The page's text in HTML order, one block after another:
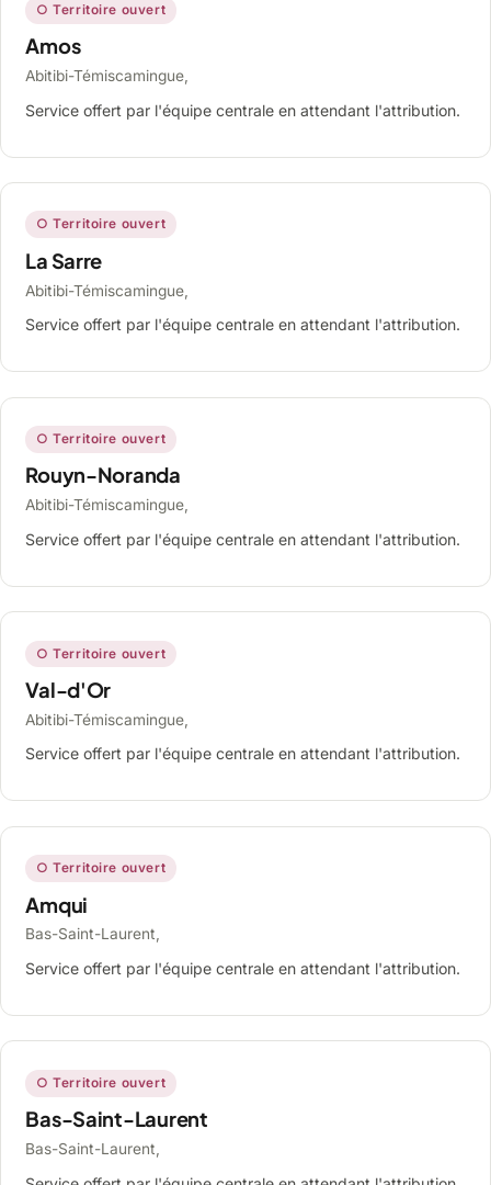
○ Territoire ouvert
Amos
Abitibi-Témiscamingue,
Service offert par l'équipe centrale en attendant l'attribution.
○ Territoire ouvert
La Sarre
Abitibi-Témiscamingue,
Service offert par l'équipe centrale en attendant l'attribution.
○ Territoire ouvert
Rouyn-Noranda
Abitibi-Témiscamingue,
Service offert par l'équipe centrale en attendant l'attribution.
○ Territoire ouvert
Val-d'Or
Abitibi-Témiscamingue,
Service offert par l'équipe centrale en attendant l'attribution.
○ Territoire ouvert
Amqui
Bas-Saint-Laurent,
Service offert par l'équipe centrale en attendant l'attribution.
○ Territoire ouvert
Bas-Saint-Laurent
Bas-Saint-Laurent,